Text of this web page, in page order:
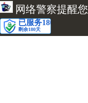
网络警察提醒您